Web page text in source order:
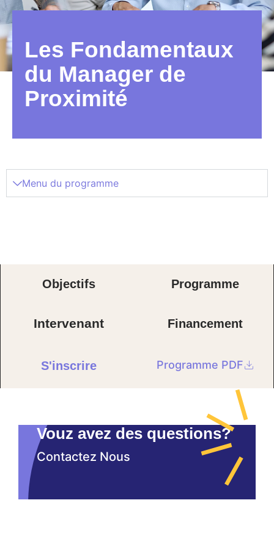
Les Fondamentaux
du Manager de
Proximité
Menu du programme
Objectifs Programme
Intervenant Financement
S'inscrire Programme PDF
Vouz avez des questions?
Contactez Nous